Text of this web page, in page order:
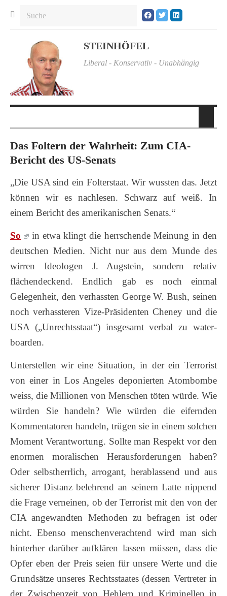
STEINHÖFEL
Liberal - Konservativ - Unabhängig
Das Foltern der Wahrheit: Zum CIA-
Bericht des US-Senats
„Die USA sind ein Folterstaat. Wir wussten das. Jetzt
können wir es nachlesen. Schwarz auf weiß. In
einem Bericht des amerikanischen Senats.“
So
in etwa klingt die herrschende Meinung in den
deutschen Medien. Nicht nur aus dem Munde des
wirren Ideologen J. Augstein, sondern relativ
flächendeckend. Endlich gab es noch einmal
Gelegenheit, den verhassten George W. Bush, seinen
noch verhassteren Vize-Präsidenten Cheney und die
USA („Unrechtsstaat“) insgesamt verbal zu water-
boarden.
Unterstellen wir eine Situation, in der ein Terrorist
von einer in Los Angeles deponierten Atombombe
weiss, die Millionen von Menschen töten würde. Wie
würden Sie handeln? Wie würden die eifernden
Kommentatoren handeln, trügen sie in einem solchen
Moment Verantwortung. Sollte man Respekt vor den
enormen moralischen Herausforderungen haben?
Oder selbstherrlich, arrogant, herablassend und aus
sicherer Distanz belehrend an seinem Latte nippend
die Frage verneinen, ob der Terrorist mit den von der
CIA angewandten Methoden zu befragen ist oder
nicht. Ebenso menschenverachtend wird man sich
hinterher darüber aufklären lassen müssen, dass die
Opfer eben der Preis seien für unsere Werte und die
Grundsätze unseres Rechtsstaates (dessen Vertreter in